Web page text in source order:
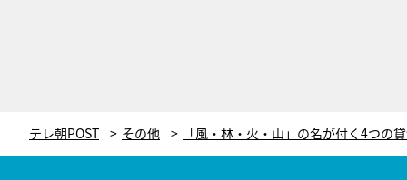
テレ朝POST その他